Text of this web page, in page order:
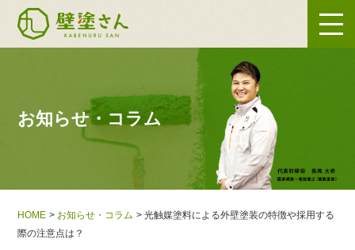
お知らせ・コラム
HOME お知らせ・コラム
光触媒塗料による外壁塗装の特徴や採用する
際の注意点は？